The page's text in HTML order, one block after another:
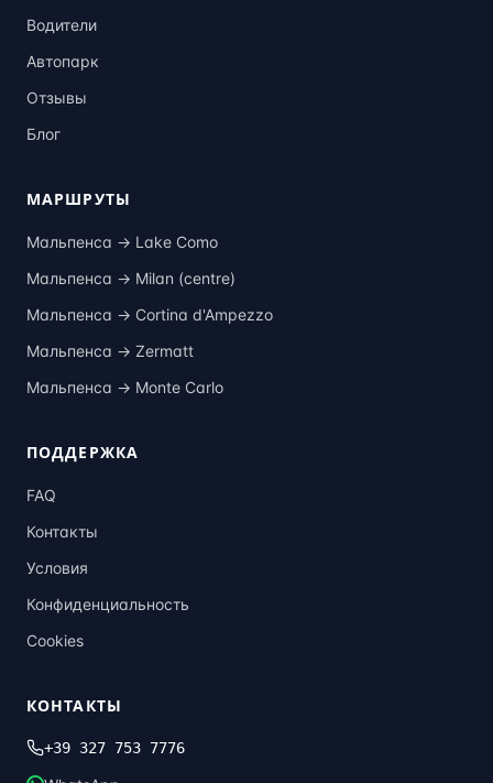
Водители
Автопарк
Отзывы
Блог
МАРШРУТЫ
Мальпенса → Lake Como
Мальпенса → Milan (centre)
Мальпенса → Cortina d'Ampezzo
Мальпенса → Zermatt
Мальпенса → Monte Carlo
ПОДДЕРЖКА
FAQ
Контакты
Условия
Конфиденциальность
Cookies
КОНТАКТЫ
+39 327 753 7776